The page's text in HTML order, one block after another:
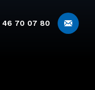
46 70 07 80